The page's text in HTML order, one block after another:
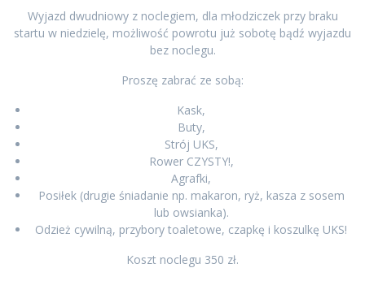
Wyjazd dwudniowy z noclegiem, dla młodziczek przy braku
startu w niedzielę, możliwość powrotu już sobotę bądź wyjazdu
bez noclegu.
Proszę zabrać ze sobą:
Kask,
Buty,
Strój UKS,
Rower CZYSTY!,
Agrafki,
Posiłek (drugie śniadanie np. makaron, ryż, kasza z sosem
lub owsianka).
Odzież cywilną, przybory toaletowe, czapkę i koszulkę UKS!
Koszt noclegu 350 zł.